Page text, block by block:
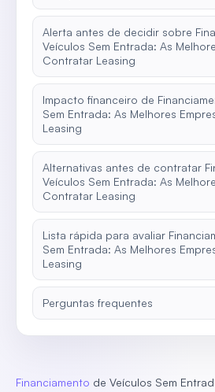
Alerta antes de decidir sobre
Veículos Sem Entrada: As
Contratar Leasing
Impacto financeiro de
Sem Entrada: As Melhores
Leasing
Alternativas antes de contratar
Veículos Sem Entrada: As
Contratar Leasing
Lista rápida para avaliar
Sem Entrada: As Melhores
Leasing
Perguntas frequentes
Financiamento de Veículos Sem